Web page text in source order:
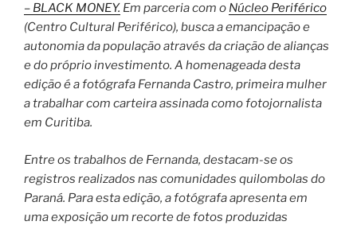
– BLACK MONEY. Em parceria com o Núcleo Periférico
(Centro Cultural Periférico), busca a emancipação e
autonomia da população através da criação de alianças
e do próprio investimento. A homenageada desta
edição é a fotógrafa Fernanda Castro, primeira mulher
a trabalhar com carteira assinada como fotojornalista
em Curitiba.
Entre os trabalhos de Fernanda, destacam-se os
registros realizados nas comunidades quilombolas do
Paraná. Para esta edição, a fotógrafa apresenta em
uma exposição um recorte de fotos produzidas